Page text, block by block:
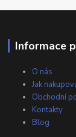
Informace
O nás
Jak
Obchodní
Kontakty
Blog